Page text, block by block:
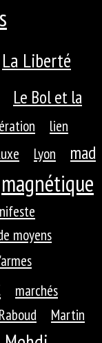
La Liberté
Le Bol et la
lien
Lyon
mad
magnétique
moyens
marchés
Martin